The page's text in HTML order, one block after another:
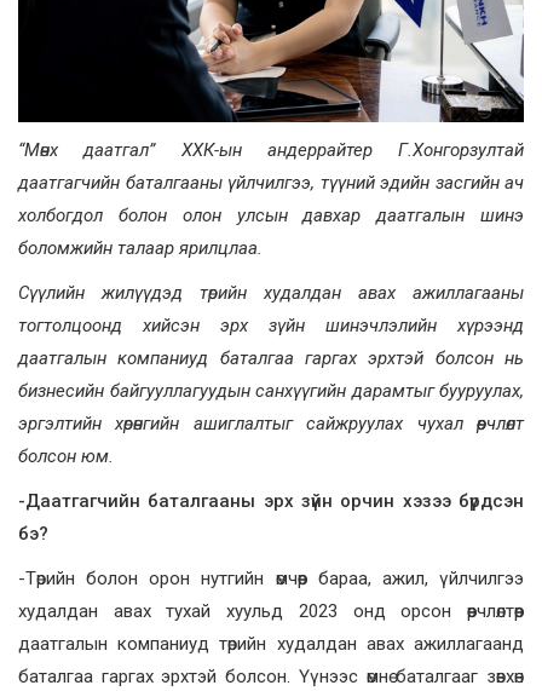
“Мөнх даатгал” ХХК-ын андеррайтер Г.Хонгорзултай
даатгагчийн баталгааны үйлчилгээ, түүний эдийн засгийн ач
холбогдол болон олон улсын давхар даатгалын шинэ
боломжийн талаар ярилцлаа.
Сүүлийн жилүүдэд төрийн худалдан авах ажиллагааны
тогтолцоонд хийсэн эрх зүйн шинэчлэлийн хүрээнд
даатгалын компаниуд баталгаа гаргах эрхтэй болсон нь
бизнесийн байгууллагуудын санхүүгийн дарамтыг бууруулах,
эргэлтийн хөрөнгийн ашиглалтыг сайжруулах чухал өөрчлөлт
болсон юм.
-Даатгагчийн баталгааны эрх зүйн орчин хэзээ бүрдсэн
бэ?
-Төрийн болон орон нутгийн өмчөөр бараа, ажил, үйлчилгээ
худалдан авах тухай хуульд 2023 онд орсон өөрчлөлтөөр
даатгалын компаниуд төрийн худалдан авах ажиллагаанд
баталгаа гаргах эрхтэй болсон. Үүнээс өмнө баталгааг зөвхөн